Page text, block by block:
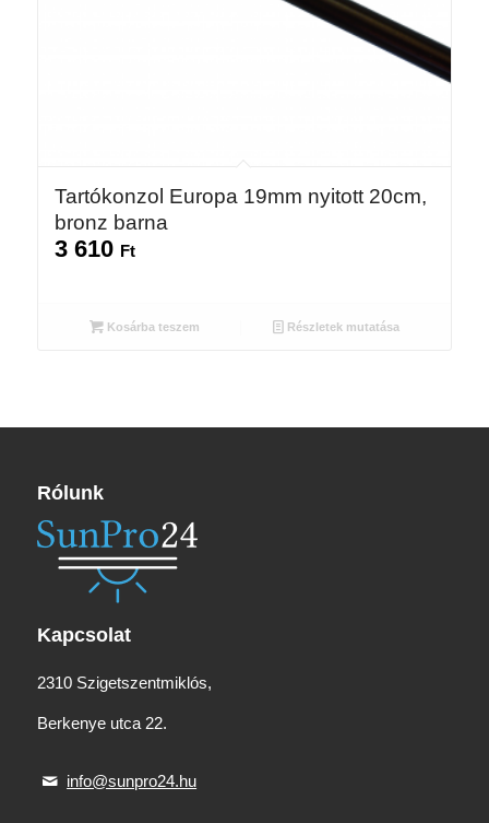
Tartókonzol Europa 19mm nyitott 20cm,
bronz barna
3 610 Ft
Kosárba teszem Részletek mutatása
Rólunk
Kapcsolat
2310 Szigetszentmiklós,
Berkenye utca 22.
info@sunpro24.hu